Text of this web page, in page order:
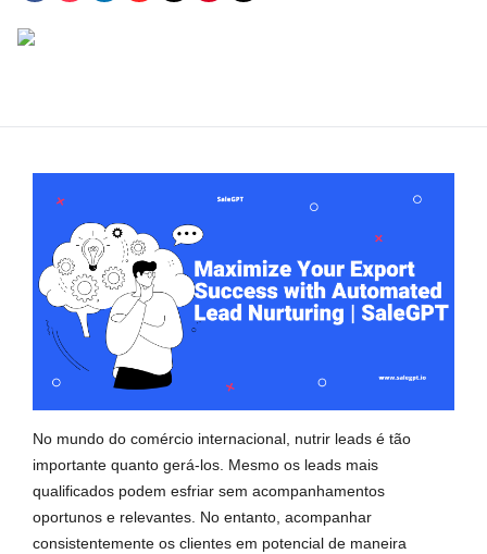
No mundo do comércio internacional, nutrir leads é tão
importante quanto gerá-los. Mesmo os leads mais
qualificados podem esfriar sem acompanhamentos
oportunos e relevantes. No entanto, acompanhar
consistentemente os clientes em potencial de maneira